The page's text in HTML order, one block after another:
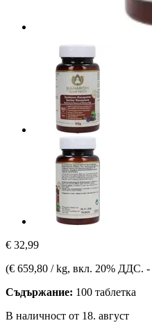
€ 32,99
(€ 659,80 / kg, вкл. 20% ДДС. -
Съдържание: 100 таблетка
В наличност от 18. август